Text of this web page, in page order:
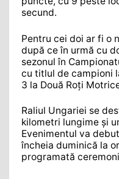
secund.
Pentru cei doi ar fi o
după ce în urmă cu
sezonul în
cu titlul de campioni
3 la Două Roți
Raliul Ungariei se
kilometri lungime și
Evenimentul va
încheia duminică la
programată